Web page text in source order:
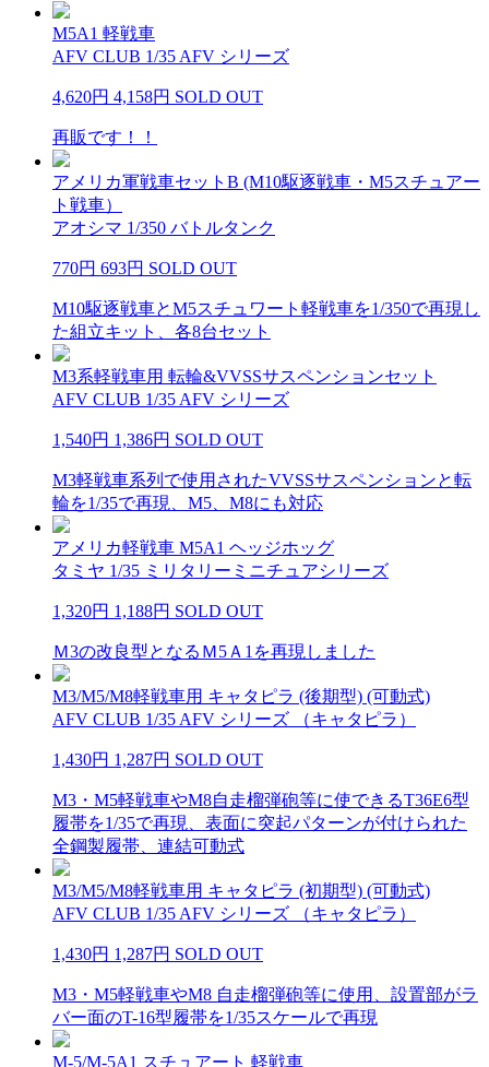
M5A1 軽戦車
AFV CLUB 1/35 AFV シリーズ
4,620円 4,158円 SOLD OUT
再販です！！
アメリカ軍戦車セットB (M10駆逐戦車・M5スチュアー
ト戦車）
アオシマ 1/350 バトルタンク
770円 693円 SOLD OUT
M10駆逐戦車とM5スチュワート軽戦車を1/350で再現し
た組立キット、各8台セット
M3系軽戦車用 転輪&VVSSサスペンションセット
AFV CLUB 1/35 AFV シリーズ
1,540円 1,386円 SOLD OUT
M3軽戦車系列で使用されたVVSSサスペンションと転
輪を1/35で再現、M5、M8にも対応
アメリカ軽戦車 M5A1 ヘッジホッグ
タミヤ 1/35 ミリタリーミニチュアシリーズ
1,320円 1,188円 SOLD OUT
Ｍ3の改良型となるＭ5Ａ1を再現しました
M3/M5/M8軽戦車用 キャタピラ (後期型) (可動式)
AFV CLUB 1/35 AFV シリーズ （キャタピラ）
1,430円 1,287円 SOLD OUT
M3・M5軽戦車やM8自走榴弾砲等に使できるT36E6型
履帯を1/35で再現、表面に突起パターンが付けられた
全鋼製履帯、連結可動式
M3/M5/M8軽戦車用 キャタピラ (初期型) (可動式)
AFV CLUB 1/35 AFV シリーズ （キャタピラ）
1,430円 1,287円 SOLD OUT
M3・M5軽戦車やM8 自走榴弾砲等に使用、設置部がラ
バー面のT-16型履帯を1/35スケールで再現
M-5/M-5A1 スチュアート 軽戦車